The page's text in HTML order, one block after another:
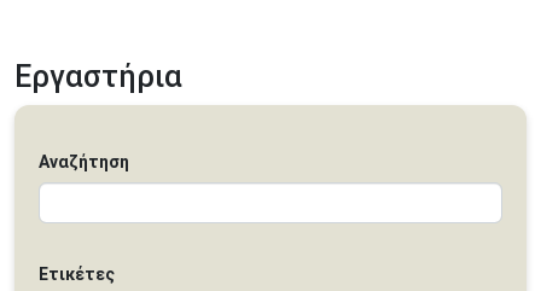
Εργαστήρια
Αναζήτηση
Ετικέτες